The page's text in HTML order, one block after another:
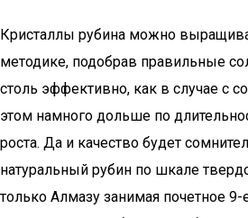
Кристаллы рубина можно
методике, подобрав правильные
столь эффективно, как в случае с
этом намного дольше по
роста. Да и качество будет
натуральный рубин по шкале
только Алмазу занимая почетное 9-